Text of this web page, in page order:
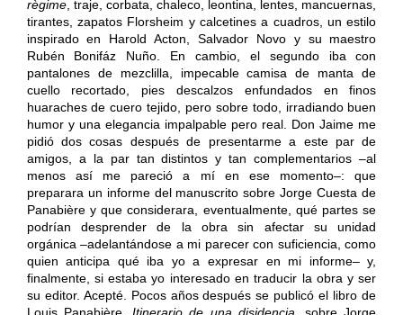
règime, traje, corbata, chaleco, leontina, lentes, mancuernas,
tirantes, zapatos Florsheim y calcetines a cuadros, un estilo
inspirado en Harold Acton, Salvador Novo y su maestro
Rubén Bonifáz Nuño. En cambio, el segundo iba con
pantalones de mezclilla, impecable camisa de manta de
cuello recortado, pies descalzos enfundados en finos
huaraches de cuero tejido, pero sobre todo, irradiando buen
humor y una elegancia impalpable pero real. Don Jaime me
pidió dos cosas después de presentarme a este par de
amigos, a la par tan distintos y tan complementarios –al
menos así me pareció a mí en ese momento–: que
preparara un informe del manuscrito sobre Jorge Cuesta de
Panabière y que considerara, eventualmente, qué partes se
podrían desprender de la obra sin afectar su unidad
orgánica –adelantándose a mi parecer con suficiencia, como
quien anticipa qué iba yo a expresar en mi informe– y,
finalmente, si estaba yo interesado en traducir la obra y ser
su editor. Acepté. Pocos años después se publicó el libro de